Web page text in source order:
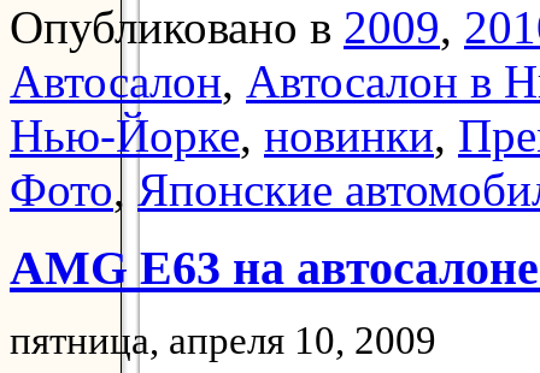
Опубликовано в 2009,
Автосалон, Автосалон в
Нью-Йорке, новинки,
Фото, Японские
AMG E63 на
пятница, апреля 10, 2009